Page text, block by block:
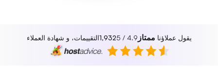
يقول عملاؤنا ممتاز 4.9 / 5
1,932التقييمات، و شهادة العملاء